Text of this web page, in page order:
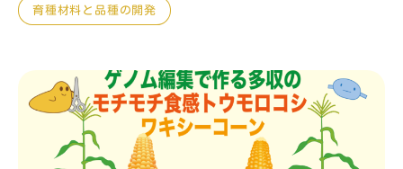
育種材料と品種の開発